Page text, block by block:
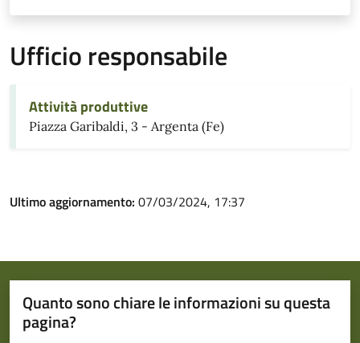
Ufficio responsabile
Attività produttive
Piazza Garibaldi, 3 - Argenta (Fe)
Ultimo aggiornamento: 07/03/2024, 17:37
Quanto sono chiare le informazioni su questa
pagina?